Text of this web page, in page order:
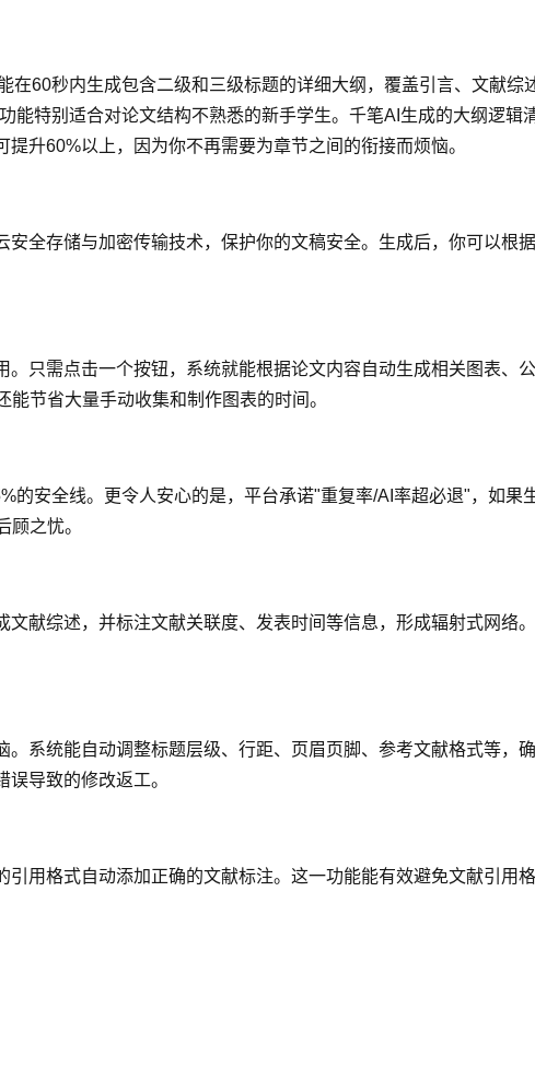
60秒内生成包含二级和三级标题的详细大纲，覆盖引言、文献
能特别适合对论文结构不熟悉的新手学生。千笔AI生成的大纲逻辑
升60%以上，因为你不再需要为章节之间的衔接而烦恼。
全存储与加密传输技术，保护你的文稿安全。生成后，你可以根
只需点击一个按钮，系统就能根据论文内容自动生成相关图表、
节省大量手动收集和制作图表的时间。
安全线。更令人安心的是，平台承诺"重复率/AI率超必退"，如果
之忧。
献综述，并标注文献关联度、发表时间等信息，形成辐射式网络
系统能自动调整标题层级、行距、页眉页脚、参考文献格式等，
导致的修改返工。
用格式自动添加正确的文献标注。这一功能能有效避免文献引用